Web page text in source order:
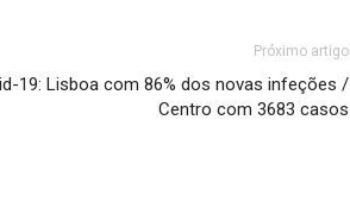
Próximo artigo
19: Lisboa com 86% dos novas infeções /
Centro com 3683 casos